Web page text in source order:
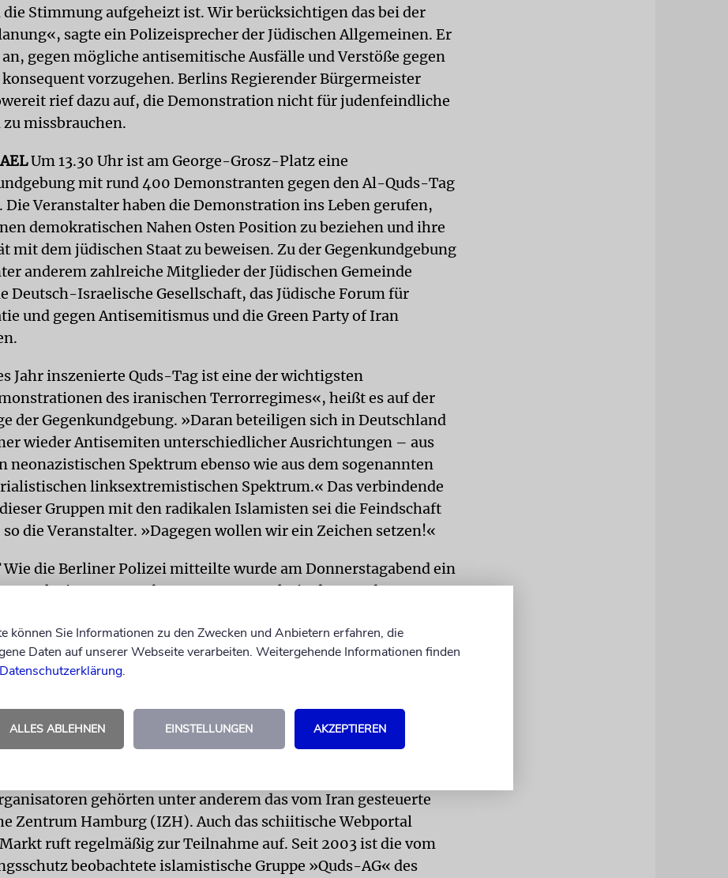
Stimmung aufgeheizt ist. Wir berücksichtigen das bei der
sagte ein Polizeisprecher der Jüdischen Allgemeinen. Er
gegen mögliche antisemitische Ausfälle und Verstöße gegen
vorzugehen. Berlins Regierender Bürgermeister
rief dazu auf, die Demonstration nicht für judenfeindliche
missbrauchen.
Um 13.30 Uhr ist am George-Grosz-Platz eine
mit rund 400 Demonstranten gegen den Al-Quds-Tag
Die Veranstalter haben die Demonstration ins Leben gerufen,
demokratischen Nahen Osten Position zu beziehen und ihre
mit dem jüdischen Staat zu beweisen. Zu der Gegenkundgebung
anderem zahlreiche Mitglieder der Jüdischen Gemeinde
Deutsch-Israelische Gesellschaft, das Jüdische Forum für
und gegen Antisemitismus und die Green Party of Iran
Jahr inszenierte Quds-Tag ist eine der wichtigsten
des iranischen Terrorregimes«, heißt es auf der
der Gegenkundgebung. »Daran beteiligen sich in Deutschland
wieder Antisemiten unterschiedlicher Ausrichtungen – aus
neonazistischen Spektrum ebenso wie aus dem sogenannten
linksextremistischen Spektrum.« Das verbindende
Gruppen mit den radikalen Islamisten sei die Feindschaft
die Veranstalter. »Dagegen wollen wir ein Zeichen setzen!«
Wie die Berliner Polizei mitteilte wurde am Donnerstagabend ein
nach eigenen Angaben gegen 19.25 Uhr in der Augsburger
soll der Täter offenbar absichtlich auf die durch den Schlag
Brille des Mannes getreten sein. Der Jugendliche
angegriffen worden. Der Täter flüchtete unerkannt.
In Deutschland wird der Al-Quds-Tag seit den 80er-
gehörten unter anderem das vom Iran gesteuerte
Zentrum Hamburg (IZH). Auch das schiitische Webportal
ruft regelmäßig zur Teilnahme auf. Seit 2003 ist die vom
beobachtete islamistische Gruppe »Quds-AG« des
können Sie Informationen zu den Zwecken und Anbietern erfahren, die
Daten auf unserer Webseite verarbeiten. Weitergehende Informationen finden
Datenschutzerklärung.
ALLES ABLEHNEN EINSTELLUNGEN AKZEPTIEREN